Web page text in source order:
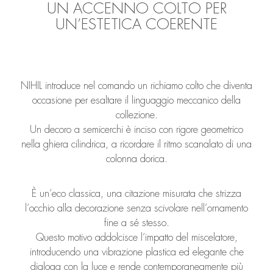
UN ACCENNO COLTO PER
UN’ESTETICA COERENTE
NIHIL introduce nel comando un richiamo colto che diventa
occasione per esaltare il linguaggio meccanico della
collezione.
Un decoro a semicerchi è inciso con rigore geometrico
nella ghiera cilindrica, a ricordare il ritmo scanalato di una
colonna dorica.
È un’eco classica, una citazione misurata che strizza
l’occhio alla decorazione senza scivolare nell’ornamento
fine a sé stesso.
Questo motivo addolcisce l’impatto del miscelatore,
introducendo una vibrazione plastica ed elegante che
dialoga con la luce e rende contemporaneamente più